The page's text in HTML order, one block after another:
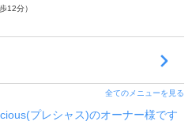
12分）
全てのメニューを見る
プレシャス)のオーナー様です